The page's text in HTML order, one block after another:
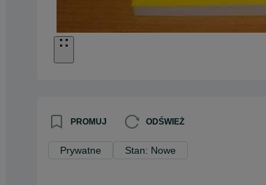
PROMUJ ODŚWIEŻ
Prywatne Stan: Nowe